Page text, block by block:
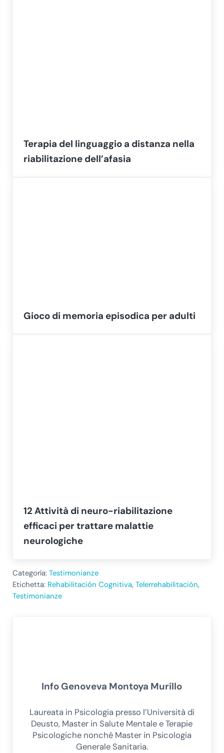
Terapia del linguaggio a distanza nella
riabilitazione dell’afasia
Gioco di memoria episodica per adulti
12 Attività di neuro-riabilitazione
efficaci per trattare malattie
neurologiche
Categoría: Testimonianze
Etichetta: Rehabilitación Cognitiva, Telerrehabilitación,
Testimonianze
Info Genoveva Montoya Murillo
Laureata in Psicologia presso l’Università di
Deusto, Master in Salute Mentale e Terapie
Psicologiche nonché Master in Psicologia
Generale Sanitaria.